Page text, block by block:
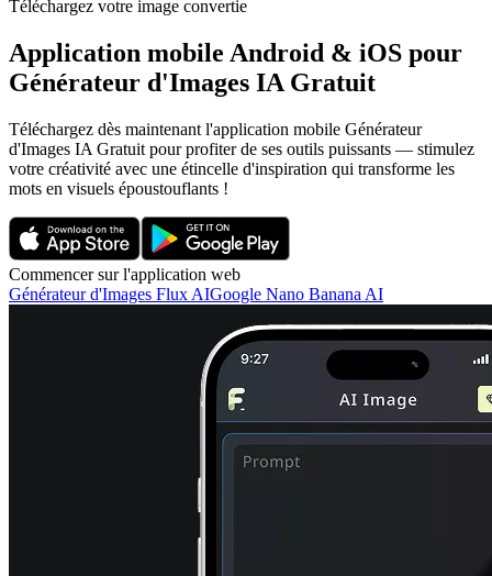
Téléchargez votre image convertie
Application mobile Android & iOS pour
Générateur d'Images IA Gratuit
Téléchargez dès maintenant l'application mobile Générateur
d'Images IA Gratuit pour profiter de ses outils puissants — stimulez
votre créativité avec une étincelle d'inspiration qui transforme les
mots en visuels époustouflants !
Commencer sur l'application web
Générateur d'Images Flux AIGoogle Nano Banana AI